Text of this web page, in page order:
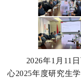
2026年1月11
心2025年度研究生